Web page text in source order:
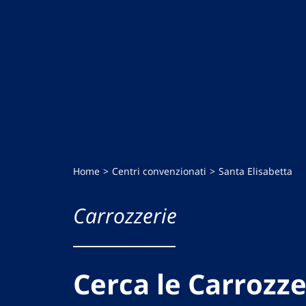
Home Centri convenzionati Santa Elisabetta
Carrozzerie
Cerca le